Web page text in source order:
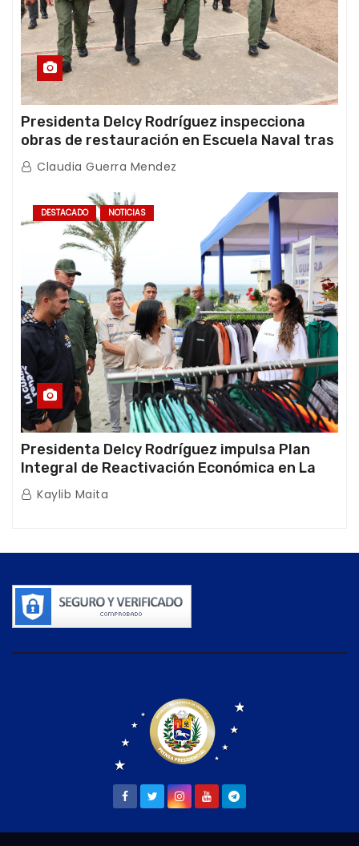
Presidenta Delcy Rodríguez inspecciona
obras de restauración en Escuela Naval tras
afectaciones sísmicas en La Guaira
Claudia Guerra Mendez
DESTACADO NOTICIAS
Presidenta Delcy Rodríguez impulsa Plan
Integral de Reactivación Económica en La
Guaira
Kaylib Maita